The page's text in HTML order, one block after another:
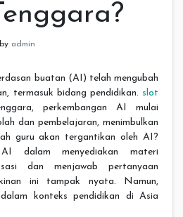
by admin
buatan (AI) telah mengubah
termasuk bidang pendidikan. slot
perkembangan AI mulai
dan pembelajaran, menimbulkan
guru akan tergantikan oleh AI?
AI dalam menyediakan materi
dan menjawab pertanyaan
ini tampak nyata. Namun,
konteks pendidikan di Asia